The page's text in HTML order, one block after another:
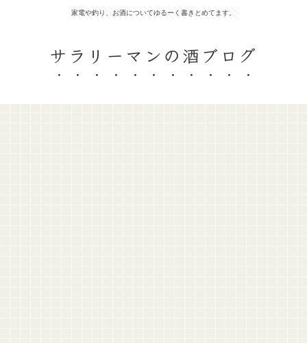
家電や釣り、お酒についてゆるーく書きとめてます。
サラリーマンの酒ブログ